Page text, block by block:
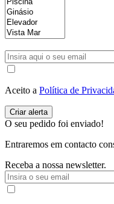
Aceito a Política de
O seu pedido foi enviado!
Entraremos em contacto
Receba a nossa newsletter.